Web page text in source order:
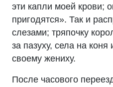
эти капли моей крови;
пригодятся». Так и
слезами; тряпочку
за пазуху, села на коня
своему жениху.
После часового